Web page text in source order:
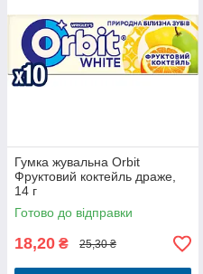
Гумка жувальна Orbit
Фруктовий коктейль драже,
14 г
Готово до відправки
18,20 ₴ 25,30 ₴